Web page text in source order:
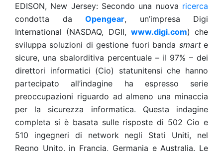
EDISON, New Jersey: Secondo una nuova ricerca
condotta da Opengear, un’impresa Digi
International (NASDAQ, DGII, www.digi.com) che
sviluppa soluzioni di gestione fuori banda smart e
sicure, una sbalorditiva percentuale – il 97% – dei
direttori informatici (Cio) statunitensi che hanno
partecipato all’indagine ha espresso serie
preoccupazioni riguardo ad almeno una minaccia
per la sicurezza informatica. Questa indagine
completa si è basata sulle risposte di 502 Cio e
510 ingegneri di network negli Stati Uniti, nel
Regno Unito, in Francia, Germania e Australia. Le